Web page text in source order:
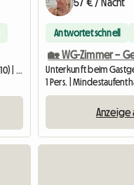
Unterkunft beim Gastgeber | Morges (1110) | 30 M2
Antwortet schnell
Unterkunft beim
1 Pers. |
Anzeige